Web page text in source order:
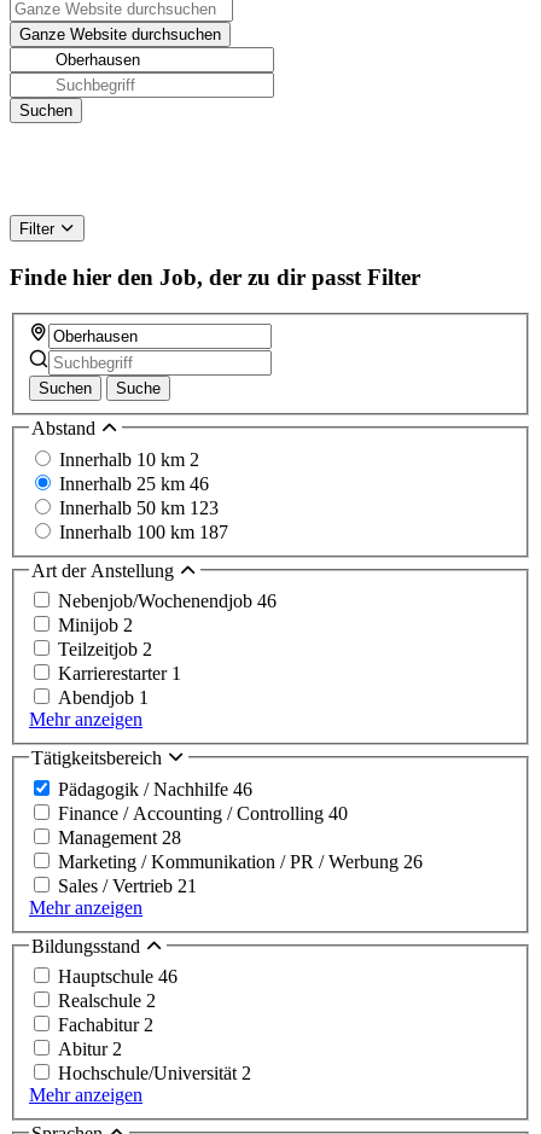
Filter
Finde hier den Job, der zu dir passt Filter
Suchen Suche
Abstand
Innerhalb 10 km 2
Innerhalb 25 km 46
Innerhalb 50 km 123
Innerhalb 100 km 187
Art der Anstellung
Nebenjob/Wochenendjob 46
Minijob 2
Teilzeitjob 2
Karrierestarter 1
Abendjob 1
Mehr anzeigen
Tätigkeitsbereich
Pädagogik / Nachhilfe 46
Finance / Accounting / Controlling 40
Management 28
Marketing / Kommunikation / PR / Werbung 26
Sales / Vertrieb 21
Mehr anzeigen
Bildungsstand
Hauptschule 46
Realschule 2
Fachabitur2
Abitur2
Hochschule/Universität2
Mehr anzeigen